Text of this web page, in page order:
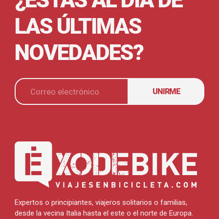
LAS ÚLTIMAS
NOVEDADES?
UNIRME
Expertos o principiantes, viajeros solitarios o familias,
desde la vecina Italia hasta el este o el norte de Europa.